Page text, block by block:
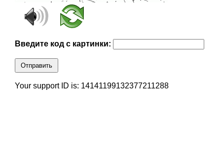
Введите код с картинки:
Отправить
Your support ID is: 14141199132377211288